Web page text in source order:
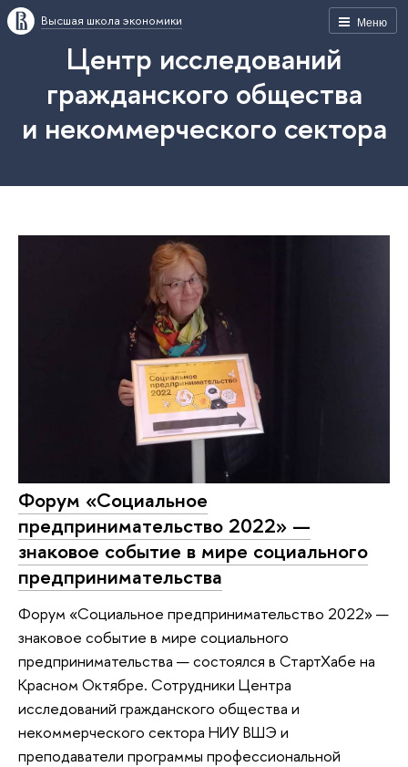
Меню
Высшая школа экономики
Центр исследований
гражданского общества
и некоммерческого сектора
Форум «Социальное
предпринимательство 2022» —
знаковое событие в мире социального
предпринимательства
Форум «Социальное предпринимательство 2022» —
знаковое событие в мире социального
предпринимательства — состоялся в СтартХабе на
Красном Октябре. Сотрудники Центра
исследований гражданского общества и
некоммерческого сектора НИУ ВШЭ и
преподаватели программы профессиональной